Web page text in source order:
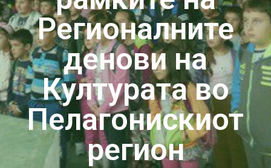
Регионалните
денови на
Културата во
Пелагонискиот
регион